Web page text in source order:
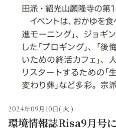
2024年09月10日( 火 )
環境情報誌Risa9月号